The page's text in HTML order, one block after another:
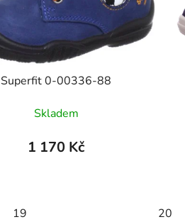
Superfit 0-00336-88
Skladem
1 170 Kč
19 20